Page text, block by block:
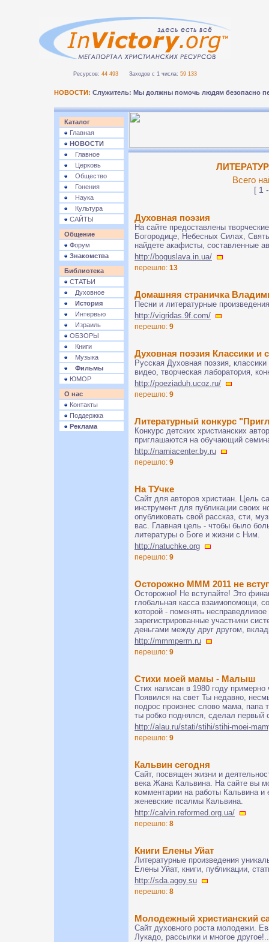
Ресурсов: 44 493 Заходов с 1 числа: 59 133
НОВОСТИ: Служитель: Мы должны помочь людям безопасно
Каталог
Главная
НОВОСТИ
Главное
Церковь
Общество
Гонения
Наука
Культура
САЙТЫ
Общение
Форум
Знакомства
Библиотека
СТАТЬИ
Духовное
История
Интервью
Израиль
ОБЗОРЫ
Книги
Музыка
Фильмы
ЮМОР
О нас
Контакты
Поддержка
Реклама
Всего
[ 1
Духовная поэзия
На сайте предоставлены
Богородице, Небесных Силах,
найдете акафисты, составленные
http://boguslava.in.ua/
перешло: 13
Домашняя страничка
Песни и литературные произведения
http://vigridas.9f.com/
перешло: 9
Духовная поэзия Классики и
Русская Духовная поэзия,
видео, творческая лаборатория,
http://poeziaduh.ucoz.ru/
перешло: 9
Литературный конкурс
Конкурс детских христианских
приглашаются на обучающий
http://narniacenter.by.ru
перешло: 9
На ТУчке
Сайт для авторов христиан. Цель
инструмент для публикации своих
опубликовать свой рассказ, сти,
вас. Главная цель - чтобы было
литературы о Боге и жизни с Ним.
http://natuchke.org
перешло: 9
Осторожно МММ 2011 не
Осторожно! Не вступайте! Это
глобальная касса взаимопомощи,
которой - поменять
зарегистрированные участники
деньгами между друг другом,
http://mmmperm.ru
перешло: 9
Стихи моей мамы - Малыш
Стих написан в 1980 году
Появился на свет Ты недавно,
подрос произнес слово мама, папа
ты робко поднялся, сделал первый
http://alau.ru/stati/stihi/stihi-moei-
перешло: 9
Кальвин сегодня
Сайт, посвящен жизни и
века Жана Кальвина. На сайте вы
комментарии на работы Кальвина и
женевские псалмы Кальвина.
http://calvin.reformed.org.ua/
перешло: 8
Книги Елены Уйат
Литературные произведения
Елены Уйат, книги, публикации,
http://sda.agoy.su
перешло: 8
Молодежный христианский
Сайт духовного роста молодежи.
Лукадо, рассылки и многое другое!..